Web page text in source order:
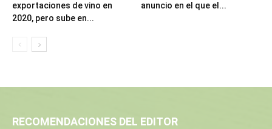
exportaciones de vino en
2020, pero sube en...
anuncio en el que el...
RECOMENDACIONES DEL EDITOR